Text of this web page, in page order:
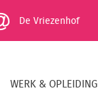
De Vriezenhof
WERK & OPLEIDING